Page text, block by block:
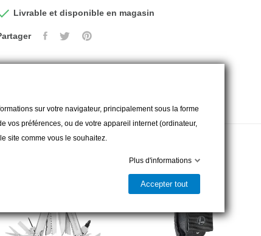
illet pour cordon inclus
outils :
Pinces normales
Pince à sertir pour câble électrique
Pince à dénuder
Couteau 420HC
Ouvre boîtes
13. Décapsuleur
Livrable et disponible en magasin
sur votre navigateur, principalement sous la forme
vos préférences, ou de votre appareil internet (ordinateur,
site comme vous le souhaitez.
Plus d'informations
Accepter tout